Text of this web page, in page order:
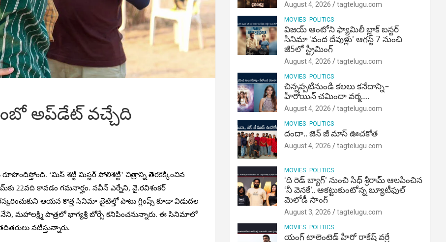
అప్‌డేట్ వచ్చేది
‘మిస్ శెట్టి మిస్టర్ పోలిశెట్టి’ చిత్రాన్ని తెరకెక్కించిన
22వది కావడం గమనార్హం. నవీన్ ఎర్నేని, వై.రవిశంకర్
ఆయన కొత్త సినిమా టైటిల్తో పాటు గ్లింప్స్ కూడా విడుదల
మహాలక్ష్మి పాత్రలో భాగ్యశ్రీ బోర్సే కనిపించనున్నారు. ఈ సినిమాలో
నటిస్తున్నారు.
August 4, 2026 tagtelugu.com
MOVIES POLITICS
విజ‌య్ ఆంటోని ఫ్యామిలీ బ్లాక్ బ‌స్ట‌ర్‌
సినిమా ‘వంద దేవుళ్లు’ ఆగస్ట్ 7 నుంచి
జీ5లో స్ట్రీమింగ్
August 4, 2026 tagtelugu.com
MOVIES POLITICS
చిన్నప్పటినుండి కలలు కనేదాన్ని–
హీరోయిన్‌ చమిందా వర్మ….
August 4, 2026 tagtelugu.com
MOVIES POLITICS
దందా.. జెన్ జీ మాస్ ఊచకోత
August 4, 2026 tagtelugu.com
MOVIES POLITICS
‘ది రెడ్ బ్యాగ్’ నుంచి సిధ్ శ్రీరామ్ ఆలపించిన
‘నీ వెనకే’.. ఆకట్టుకుంటోన్న బ్యూటీఫుల్
మెలోడీ సాంగ్
August 3, 2026 tagtelugu.com
MOVIES POLITICS
యంగ్ టాలెంటెడ్ హీరో రాకేష్ వర్రే